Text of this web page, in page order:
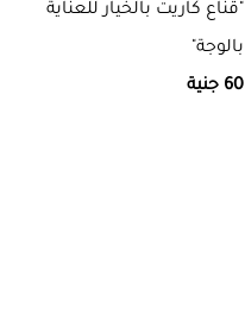
"قناع كاريت بالخيار للعناية
بالوجة"
60 جنية